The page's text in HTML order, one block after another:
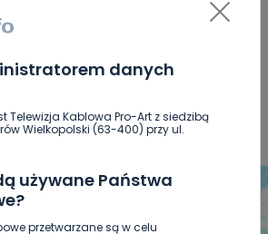
danych
Telewizja Kablowa Pro-Art z siedzibą
Wielkopolski (63-400) przy ul.
używane Państwa
przetwarzane są w celu
I FINANSE
POLITYKA RELIGIA
SAMORZĄD
INFO